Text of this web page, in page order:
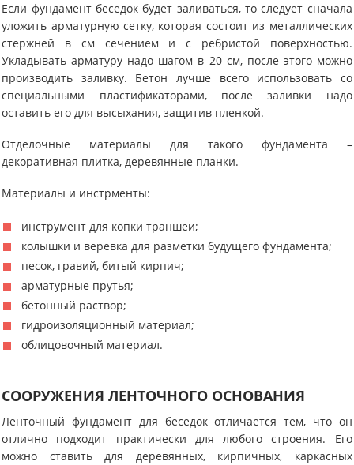
Если фундамент беседок будет заливаться, то следует сначала
уложить арматурную сетку, которая состоит из металлических
стержней в см сечением и с ребристой поверхностью.
Укладывать арматуру надо шагом в 20 см, после этого можно
производить заливку. Бетон лучше всего использовать со
специальными пластификаторами, после заливки надо
оставить его для высыхания, защитив пленкой.
Отделочные материалы для такого фундамента –
декоративная плитка, деревянные планки.
Материалы и инстрменты:
инструмент для копки траншеи;
колышки и веревка для разметки будущего фундамента;
песок, гравий, битый кирпич;
арматурные прутья;
бетонный раствор;
гидроизоляционный материал;
облицовочный материал.
СООРУЖЕНИЯ ЛЕНТОЧНОГО ОСНОВАНИЯ
Ленточный фундамент для беседок отличается тем, что он
отлично подходит практически для любого строения. Его
можно ставить для деревянных, кирпичных, каркасных